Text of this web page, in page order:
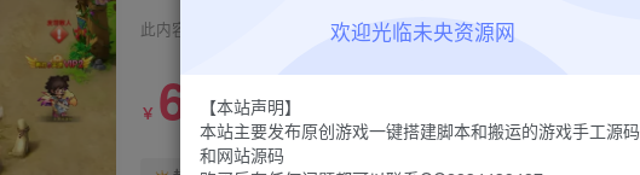
此内容为付费阅读，请付费后查看
￥ 6.6 ￥30
欢迎光临未央资源网
【本站声明】
本站主要发布原创游戏一键搭建脚本和搬运的游戏手工源码
和网站源码